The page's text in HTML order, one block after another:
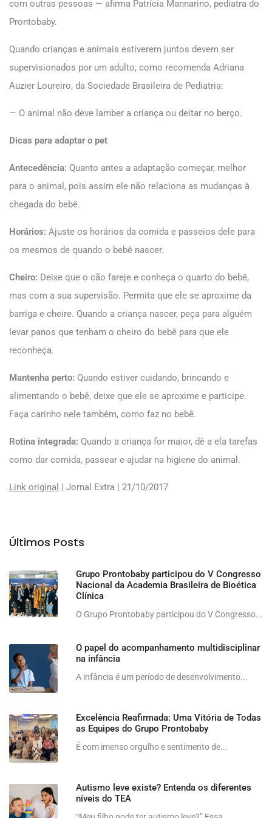
com outras pessoas — afirma Patrícia Mannarino, pediatra do
Prontobaby.
Quando crianças e animais estiverem juntos devem ser
supervisionados por um adulto, como recomenda Adriana
Auzier Loureiro, da Sociedade Brasileira de Pediatria:
— O animal não deve lamber a criança ou deitar no berço.
Dicas para adaptar o pet
Antecedência: Quanto antes a adaptação começar, melhor
para o animal, pois assim ele não relaciona as mudanças à
chegada do bebê.
Horários: Ajuste os horários da comida e passeios dele para
os mesmos de quando o bebê nascer.
Cheiro: Deixe que o cão fareje e conheça o quarto do bebê,
mas com a sua supervisão. Permita que ele se aproxime da
barriga e cheire. Quando a criança nascer, peça para alguém
levar panos que tenham o cheiro do bebê para que ele
reconheça.
Mantenha perto: Quando estiver cuidando, brincando e
alimentando o bebê, deixe que ele se aproxime e participe.
Faça carinho nele também, como faz no bebê.
Rotina integrada: Quando a criança for maior, dê a ela tarefas
como dar comida, passear e ajudar na higiene do animal.
Link original | Jornal Extra | 21/10/2017
Últimos Posts
Grupo Prontobaby participou do V Congresso
Nacional da Academia Brasileira de Bioética
Clínica
O Grupo Prontobaby participou do V Congresso...
O papel do acompanhamento multidisciplinar
na infância
A infância é um período de desenvolvimento...
Excelência Reafirmada: Uma Vitória de Todas
as Equipes do Grupo Prontobaby
É com imenso orgulho e sentimento de...
Autismo leve existe? Entenda os diferentes
níveis do TEA